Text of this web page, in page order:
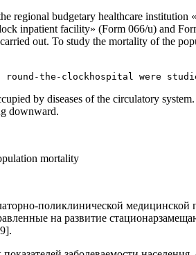
regional budgetary healthcare
inpatient facility» (Form 066/u) and
out. To study the mortality of the
round-the-clockhospital were
by diseases of the circulatory
downward.
mortality
поликлинической
на развитие